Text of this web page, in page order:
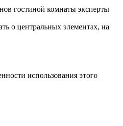
гостиной комнаты эксперты
о центральных элементах, на
использования этого